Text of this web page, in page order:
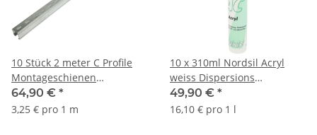
10 Stück 2 meter C Profile
Montageschienen
Montageschiene Profil 27x18
20 meter
64,90 € *
3,25 € pro 1 m
10 x 310ml Nordsil Acryl
weiss Dispersions
Acryldichtstoff
49,90 € *
16,10 € pro 1 l